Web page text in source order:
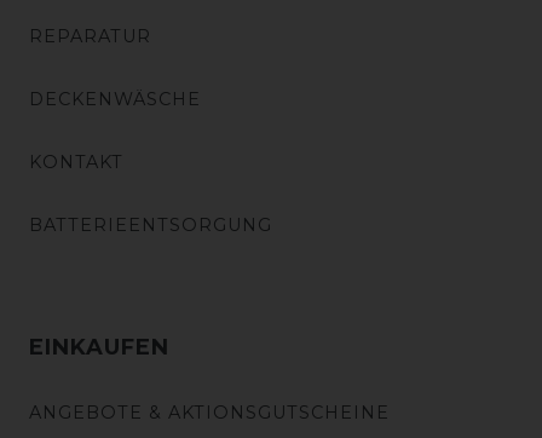
REPARATUR
DECKENWÄSCHE
KONTAKT
BATTERIEENTSORGUNG
EINKAUFEN
ANGEBOTE & AKTIONSGUTSCHEINE